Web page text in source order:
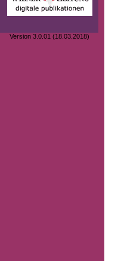
Version 3.0.01 (18.03.2018)